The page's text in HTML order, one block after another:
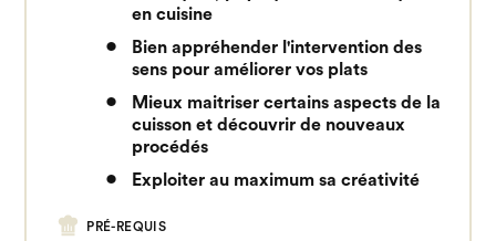
en cuisine
Bien appréhender l'intervention des
sens pour améliorer vos plats
Mieux maitriser certains aspects de la
cuisson et découvrir de nouveaux
procédés
Exploiter au maximum sa créativité
PRÉ-REQUIS